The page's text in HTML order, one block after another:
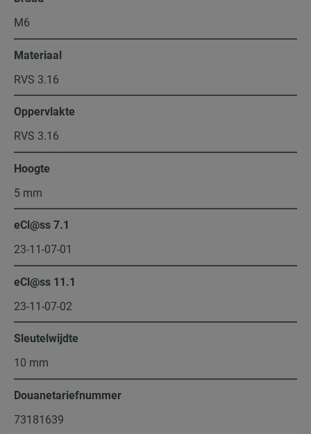
M6
Materiaal
RVS 3.16
Oppervlakte
RVS 3.16
Hoogte
5 mm
eCl@ss 7.1
23-11-07-01
eCl@ss 11.1
23-11-07-02
Sleutelwijdte
10 mm
Douanetariefnummer
73181639